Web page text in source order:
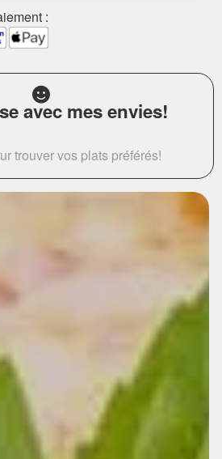
:
avec mes envies!
trouver vos plats préférés!